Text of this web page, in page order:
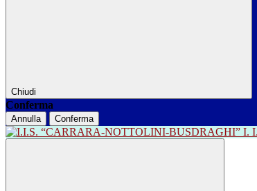
Chiudi
Conferma
Annulla Conferma
I.